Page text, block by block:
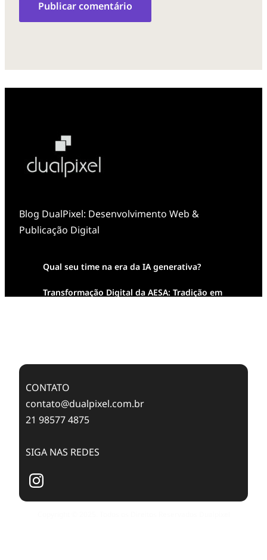
Blog DualPixel: Desenvolvimento Web &
Publicação Digital
Qual seu time na era da IA generativa?
Transformação Digital da AESA: Tradição em
CONTATO
contato@dualpixel.com.br
21 98577 4875
SIGA NAS REDES